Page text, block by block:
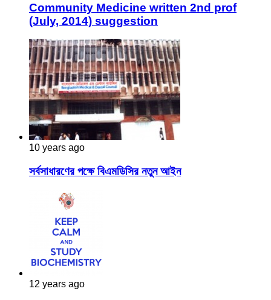
Community Medicine written 2nd prof
(July, 2014) suggestion
10 years ago
সর্বসাধারণের পক্ষে বিএমডিসির নতুন আইন
12 years ago